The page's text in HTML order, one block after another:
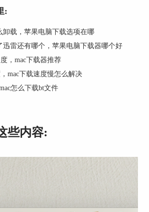
图1：bt下载功能
门的视频。如图2所示，在顶部
关键字，然后按下键盘的回车
索相关的资源，点击资源列表右
即可开始资源的下载。
:
卸载，苹果电脑下载选项在哪
迅雷还有哪个，苹果电脑下载器哪个好
，mac下载器推荐
mac下载速度慢怎么解决
怎么下载bt文件
些内容: